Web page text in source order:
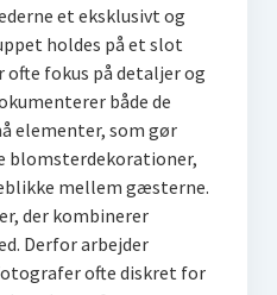
et eksklusivt og
holdes på et slot
ofte fokus på detaljer og
både de
elementer, som gør
blomsterdekorationer,
mellem gæsterne.
der kombinerer
Derfor arbejder
ofte diskret for